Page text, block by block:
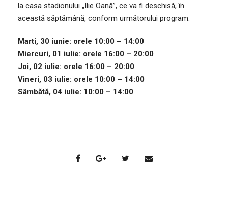
la casa stadionului „Ilie Oană”, ce va fi deschisă, în
această săptămână, conform următorului program:
Marti, 30 iunie: orele 10:00 – 14:00
Miercuri, 01 iulie: orele 16:00 – 20:00
Joi, 02 iulie: orele 16:00 – 20:00
Vineri, 03 iulie: orele 10:00 – 14:00
Sâmbătă, 04 iulie: 10:00 – 14:00